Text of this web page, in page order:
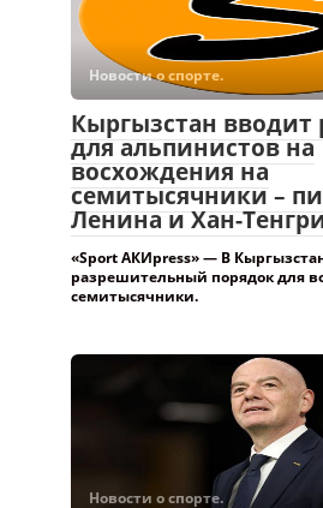
Новости о спорте.
Кыргызстан вводит
для альпинистов на
восхождения на
семитысячники –
Ленина и Хан-
«Sport АКИpress» — В
разрешительный порядок для
семитысячники.
Новости о спорте.